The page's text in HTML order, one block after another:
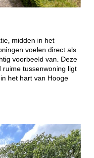
midden in het
voelen direct als
voorbeeld van. Deze
tussenwoning ligt
het hart van Hooge